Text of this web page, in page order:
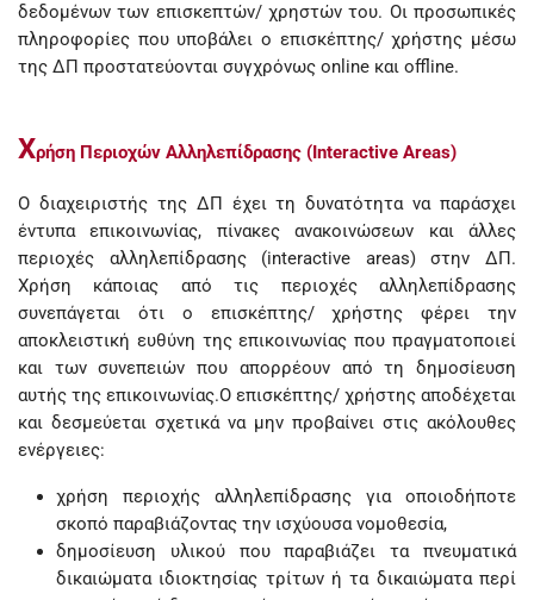
δεδομένων των επισκεπτών/ χρηστών του. Οι προσωπικές
πληροφορίες που υποβάλει ο επισκέπτης/ χρήστης μέσω
της ΔΠ προστατεύονται συγχρόνως online και offline.
Χρήση Περιοχών Αλληλεπίδρασης (Interactive Areas)
Ο διαχειριστής της ΔΠ έχει τη δυνατότητα να παράσχει
έντυπα επικοινωνίας, πίνακες ανακοινώσεων και άλλες
περιοχές αλληλεπίδρασης (interactive areas) στην ΔΠ.
Χρήση κάποιας από τις περιοχές αλληλεπίδρασης
συνεπάγεται ότι ο επισκέπτης/ χρήστης φέρει την
αποκλειστική ευθύνη της επικοινωνίας που πραγματοποιεί
και των συνεπειών που απορρέουν από τη δημοσίευση
αυτής της επικοινωνίας.Ο επισκέπτης/ χρήστης αποδέχεται
και δεσμεύεται σχετικά να μην προβαίνει στις ακόλουθες
ενέργειες:
χρήση περιοχής αλληλεπίδρασης για οποιοδήποτε
σκοπό παραβιάζοντας την ισχύουσα νομοθεσία,
δημοσίευση υλικού που παραβιάζει τα πνευματικά
δικαιώματα ιδιοκτησίας τρίτων ή τα δικαιώματα περί